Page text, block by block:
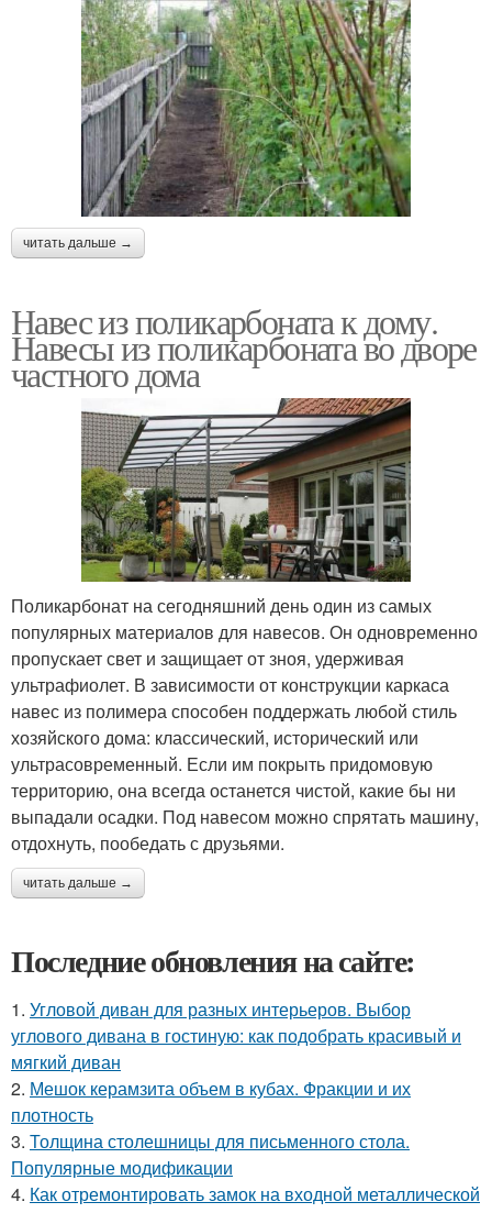
читать дальше →
Навес из поликарбоната к дому.
Навесы из поликарбоната во дворе
частного дома
Поликарбонат на сегодняшний день один из самых
популярных материалов для навесов. Он одновременно
пропускает свет и защищает от зноя, удерживая
ультрафиолет. В зависимости от конструкции каркаса
навес из полимера способен поддержать любой стиль
хозяйского дома: классический, исторический или
ультрасовременный. Если им покрыть придомовую
территорию, она всегда останется чистой, какие бы ни
выпадали осадки. Под навесом можно спрятать машину,
отдохнуть, пообедать с друзьями.
читать дальше →
Последние обновления на сайте:
1. Угловой диван для разных интерьеров. Выбор
углового дивана в гостиную: как подобрать красивый и
мягкий диван
2. Мешок керамзита объем в кубах. Фракции и их
плотность
3. Толщина столешницы для письменного стола.
Популярные модификации
4. Как отремонтировать замок на входной металлической